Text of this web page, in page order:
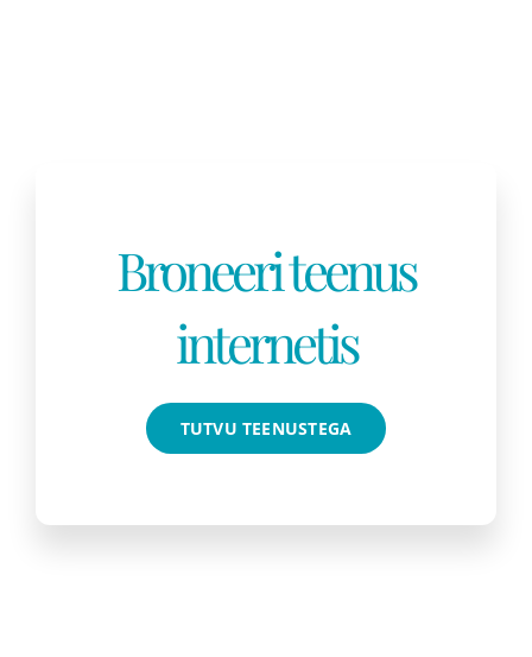
Broneeri teenus
internetis
TUTVU TEENUSTEGA